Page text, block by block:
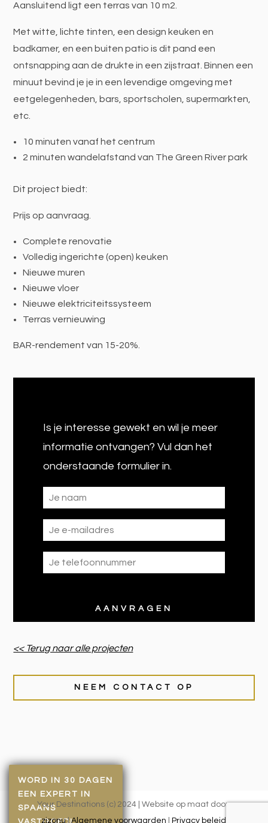
Aansluitend ligt een terras van 10 m2.
Met witte, lichte tinten, een design keuken en
badkamer, en een buiten patio is dit pand een
ontsnapping aan de drukte in een zijstraat. Binnen een
minuut bevind je je in een levendige omgeving met
eetgelegenheden, bars, sportscholen, supermarkten,
etc.
10 minuten vanaf het centrum
2 minuten wandelafstand van The Green River park
Dit project biedt:
Prijs op aanvraag.
Complete renovatie
Volledig ingerichte (open) keuken
Nieuwe muren
Nieuwe vloer
Nieuwe elektriciteitssysteem
Terras vernieuwing
BAR-rendement van 15-20%.
Is je interesse gewekt en wil je meer
informatie ontvangen? Vul dan het
onderstaande formulier in.
<< Terug naar alle projecten
NEEM CONTACT OP
Your Destinations (c) 2024 | Website op maat door:
zizonu|Algemene voorwaarden Privacy beleid
WORD IN 30 DAGEN
EEN EXPERT IN
SPAANS